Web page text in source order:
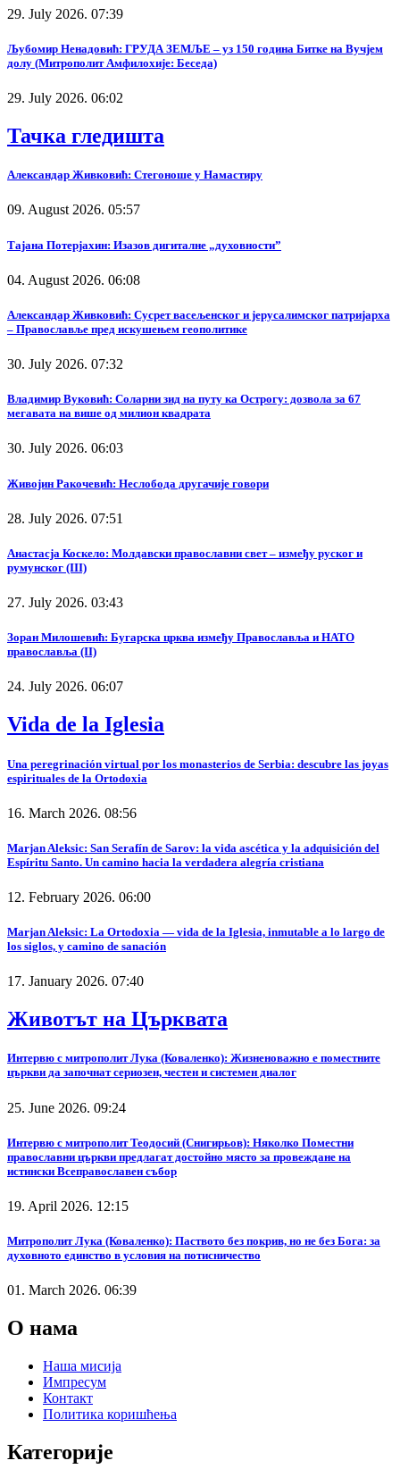
29. July 2026. 07:39
Љубомир Ненадовић: ГРУДА ЗЕМЉЕ – уз 150 година Битке на Вучјем
долу (Митрополит Амфилохије: Беседа)
29. July 2026. 06:02
Тачка гледишта
Александар Живковић: Стегоноше у Намастиру
09. August 2026. 05:57
Тајана Потерјахин: Изазов дигиталне „духовности”
04. August 2026. 06:08
Александар Живковић: Сусрет васељенског и јерусалимског патријарха
– Православље пред искушењем геополитике
30. July 2026. 07:32
Владимир Вуковић: Соларни зид на путу ка Острогу: дозвола за 67
мегавата на више од милион квадрата
30. July 2026. 06:03
Живојин Ракочевић: Неслобода другачије говори
28. July 2026. 07:51
Анастасја Коскело: Молдавски православни свет – између руског и
румунског (III)
27. July 2026. 03:43
Зоран Милошевић: Бугарска црква између Православља и НАТО
православља (II)
24. July 2026. 06:07
Vida de la Iglesia
Una peregrinación virtual por los monasterios de Serbia: descubre las joyas
espirituales de la Ortodoxia
16. March 2026. 08:56
Marjan Aleksic: San Serafín de Sarov: la vida ascética y la adquisición del
Espíritu Santo. Un camino hacia la verdadera alegría cristiana
12. February 2026. 06:00
Marjan Aleksic: La Ortodoxia — vida de la Iglesia, inmutable a lo largo de
los siglos, y camino de sanación
17. January 2026. 07:40
Животът на Църквата
Интервю с митрополит Лука (Коваленко): Жизненоважно е поместните
църкви да започнат сериозен, честен и системен диалог
25. June 2026. 09:24
Интервю с митрополит Теодосий (Снигирьов): Няколко Поместни
православни църкви предлагат достойно място за провеждане на
истински Всеправославен събор
19. April 2026. 12:15
Митрополит Лука (Коваленко): Паството без покрив, но не без Бога: за
духовното единство в условия на потисничество
01. March 2026. 06:39
О нама
Наша мисија
Импресум
Контакт
Политика коришћења
Категорије